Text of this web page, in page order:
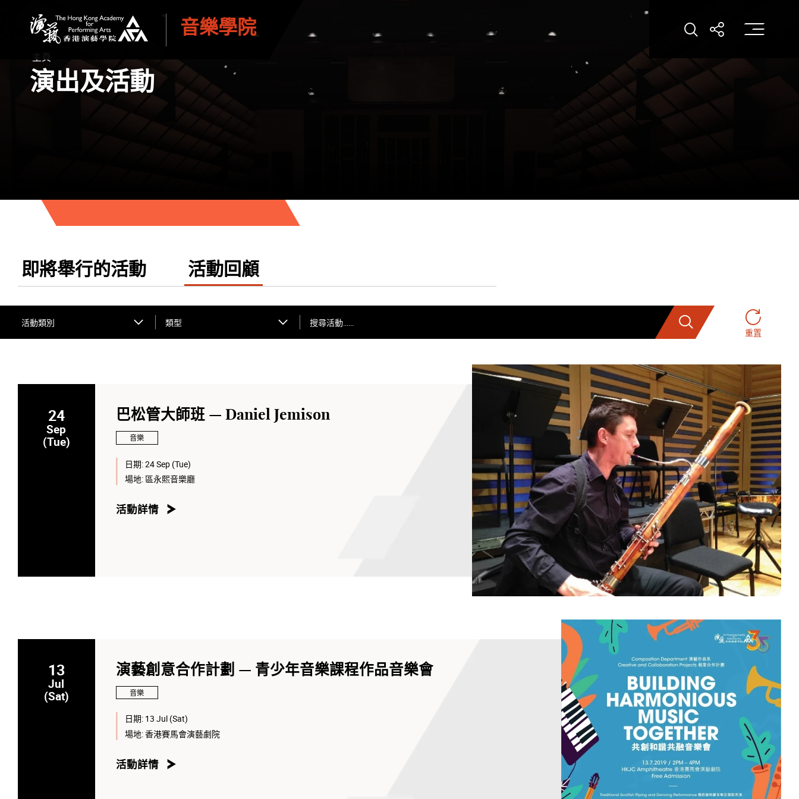
音樂學院 打開搜索打開分享打
主頁
演出及活動
即將舉行的活動 活動回顧
活動類別 類型
搜尋活動…… 搜索
重置
24
Sep
(Tue)
巴松管大師班 — Daniel Jemison
音樂
日期:24 Sep (Tue)
場地:區永熙音樂廳
活動詳情
13
Jul
(Sat)
演藝創意合作計劃 — 青少年音樂課程作品音樂會
音樂
日期: 13 Jul (Sat)
場地:香港賽馬會演藝劇院
活動詳情